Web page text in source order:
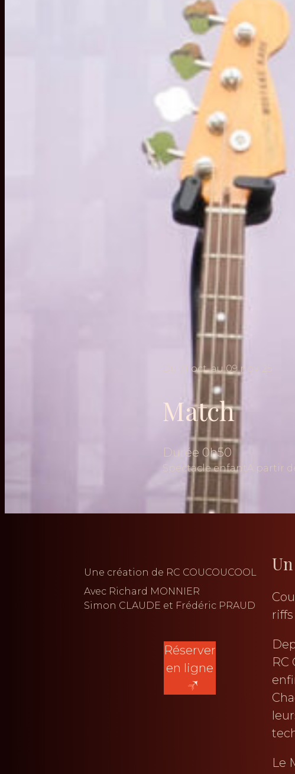
Du 31 oct. au 09 nov. 25
Match
Durée 0h50
Spectacle enfant A partir
Une création de RC COUCOUCOOL
Avec Richard MONNIER
Simon CLAUDE
Frédéric PRAUD
Réserver
en ligne
RC
Le